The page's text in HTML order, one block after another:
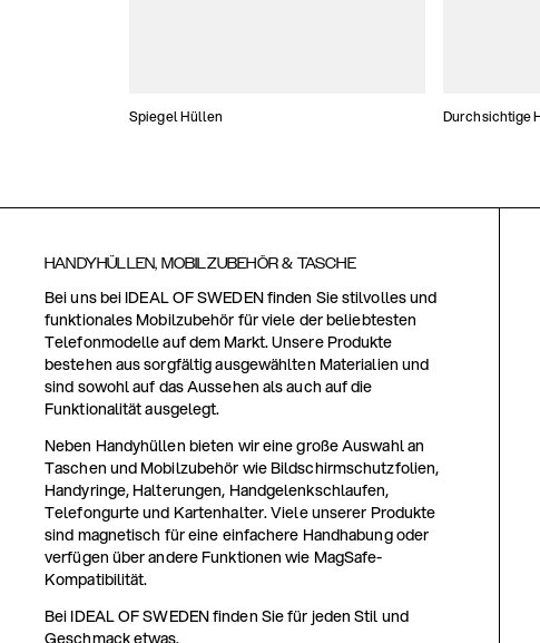
Spiegel Hüllen Durchsichtige
HANDYHÜLLEN, MOBILZUBEHÖR & TASCHE
Bei uns bei IDEAL OF SWEDEN finden Sie stilvolles und
funktionales Mobilzubehör für viele der beliebtesten
Telefonmodelle auf dem Markt. Unsere Produkte
bestehen aus sorgfältig ausgewählten Materialien und
sind sowohl auf das Aussehen als auch auf die
Funktionalität ausgelegt.
Neben Handyhüllen bieten wir eine große Auswahl an
Taschen und Mobilzubehör wie Bildschirmschutzfolien,
Handyringe, Halterungen, Handgelenkschlaufen,
Telefongurte und Kartenhalter. Viele unserer Produkte
sind magnetisch für eine einfachere Handhabung oder
verfügen über andere Funktionen wie MagSafe-
Kompatibilität.
Bei IDEAL OF SWEDEN finden Sie für jeden Stil und
Geschmack etwas.